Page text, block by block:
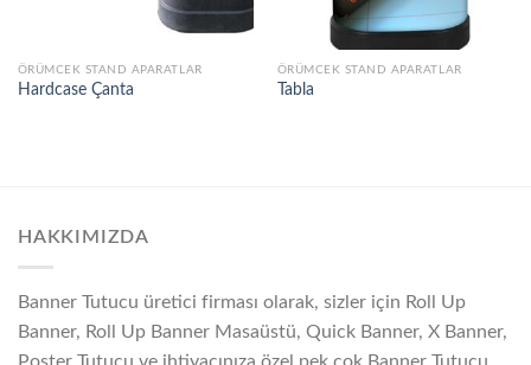
ÖRÜMCEK STAND APARATLAR
Hardcase Çanta
ÖRÜMCEK STAND APARATLAR
Tabla
HAKKIMIZDA
Banner Tutucu üretici firması olarak, sizler için Roll Up
Banner, Roll Up Banner Masaüstü, Quick Banner, X Banner,
Poster Tutucu ve ihtiyacınıza özel pek çok Banner Tutucu